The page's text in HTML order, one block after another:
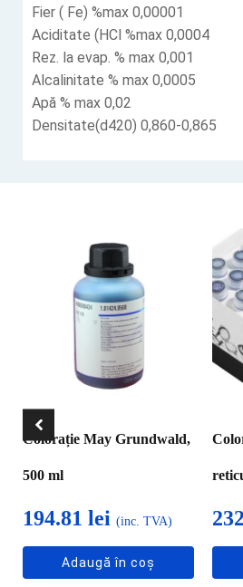
Fier ( Fe) %max 0,00001
Aciditate (HCl %max 0,0004
Rez. la evap. % max 0,001
Alcalinitate % max 0,0005
Apă % max 0,02
Densitate(d420) 0,860-0,865
Colorație May Grundwald,
500 ml
194.81 lei (inc. TVA)
Adaugă în coș